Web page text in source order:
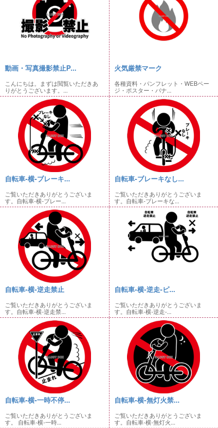
動画・写真撮影禁止P...
こんにちは。まずは閲覧いただきあ
りがとうございます。...
火気厳禁マーク
各種資料・パンフレット・WEBペー
ジ・ポスター・バナ...
自転車-横-ブレーキ...
ご覧いただきありがとうございま
す。自転車-横-ブレー...
自転車-ブレーキなし...
ご覧いただきありがとうございま
す。自転車-ブレーキな...
自転車-横-逆走禁止
ご覧いただきありがとうございま
す。自転車-横-逆走禁...
自転車-横-逆走-ピ...
ご覧いただきありがとうございま
す。自転車-横-逆走-...
自転車-横-一時不停...
ご覧いただきありがとうございま
す。 自転車-横-一時...
自転車-横-無灯火禁...
ご覧いただきありがとうございま
す。自転車-横-無灯火...